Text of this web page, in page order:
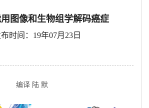
图像和生物组学解码癌症
时间：19年07月23日
编译 陆 默